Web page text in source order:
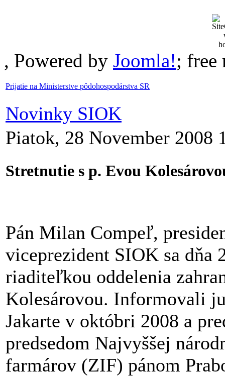
, Powered by Joomla!; free
Prijatie na Ministerstve pôdohospodárstva SR
Novinky SIOK
Piatok, 28 November 2008
Stretnutie s p. Evou
Pán Milan Compeľ,
viceprezident SIOK sa dňa
riaditeľkou oddelenia
Kolesárovou. Informovali
Jakarte v októbri 2008 a
predsedom Najvyššej
farmárov (ZIF) pánom